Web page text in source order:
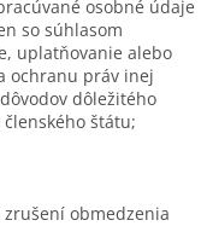
osobné údaje
so súhlasom
uplatňovanie alebo
ochranu práv inej
dôležitého
štátu;
obmedzenia